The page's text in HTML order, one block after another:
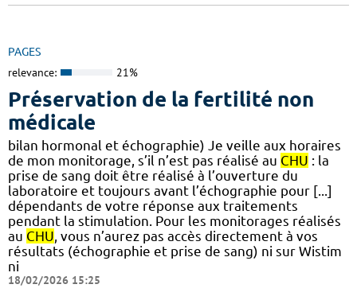
PAGES
relevance: 21%
Préservation de la fertilité non
médicale
bilan hormonal et échographie) Je veille aux horaires
de mon monitorage, s’il n’est pas réalisé au CHU : la
prise de sang doit être réalisé à l’ouverture du
laboratoire et toujours avant l’échographie pour [...]
dépendants de votre réponse aux traitements
pendant la stimulation. Pour les monitorages réalisés
au CHU , vous n’aurez pas accès directement à vos
résultats (échographie et prise de sang) ni sur Wistim
ni
18/02/2026 15:25